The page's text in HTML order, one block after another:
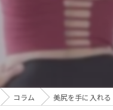
コラム 美尻を手に入れ